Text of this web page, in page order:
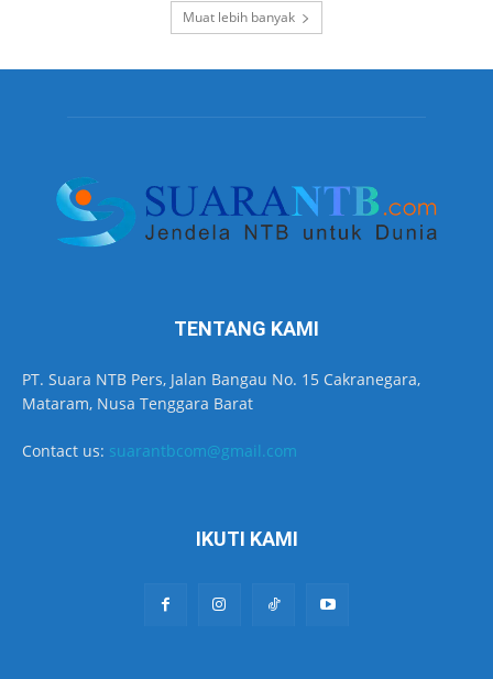
Muat lebih banyak
TENTANG KAMI
PT. Suara NTB Pers, Jalan Bangau No. 15 Cakranegara,
Mataram, Nusa Tenggara Barat
Contact us: suarantbcom@gmail.com
IKUTI KAMI